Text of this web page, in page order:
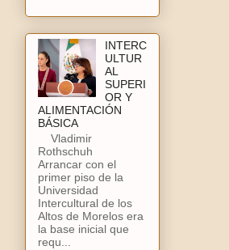
INTERC
ULTUR
AL
SUPERI
OR Y
ALIMENTACIÓN
BÁSICA
Vladimir
Rothschuh
Arrancar con el
primer piso de la
Universidad
Intercultural de los
Altos de Morelos era
la base inicial que
requ...